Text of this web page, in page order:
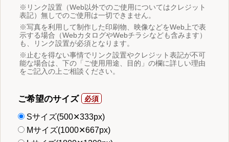
※リンク設置（Web以外でのご使用についてはクレジット
表記）無しでのご使用は一切できません。
※写真を利用して制作した印刷物、映像などをWeb上で表
示する場合（WebカタログやWebチラシなども含みます）
も、リンク設置が必須となります。
※止むを得ない事情でリンク設置やクレジット表記が不可
能な場合は、下の「ご使用用途、目的」の欄に詳しい理由
をご記入の上ご相談ください。
ご希望のサイズ
Sサイズ(500✕333px)
Mサイズ(1000✕667px)